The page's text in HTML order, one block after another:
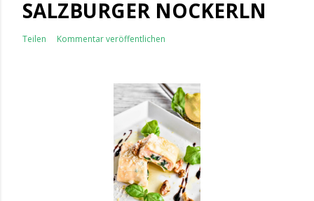
SALZBURGER NOCKERLN
Teilen Kommentar veröffentlichen